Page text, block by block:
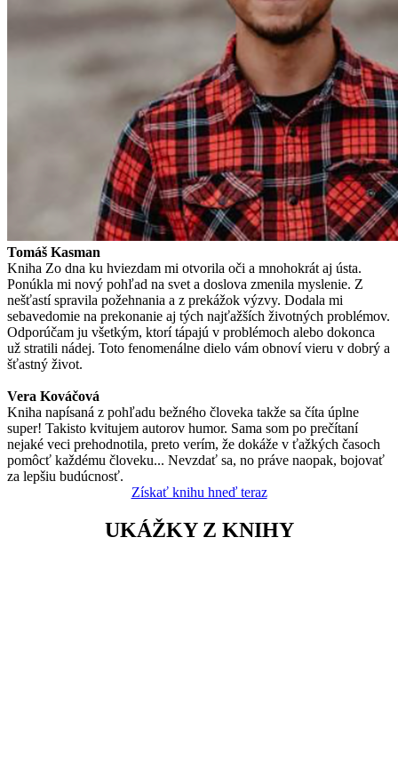
Tomáš Kasman
Kniha Zo dna ku hviezdam mi otvorila oči a mnohokrát aj ústa.
Ponúkla mi nový pohľad na svet a doslova zmenila myslenie. Z
nešťastí spravila požehnania a z prekážok výzvy. Dodala mi
sebavedomie na prekonanie aj tých najťažších životných problémov.
Odporúčam ju všetkým, ktorí tápajú v problémoch alebo dokonca
už stratili nádej. Toto fenomenálne dielo vám obnoví vieru v dobrý a
šťastný život.
Vera Kováčová
Kniha napísaná z pohľadu bežného človeka takže sa číta úplne
super! Takisto kvitujem autorov humor. Sama som po prečítaní
nejaké veci prehodnotila, preto verím, že dokáže v ťažkých časoch
pomôcť každému človeku... Nevzdať sa, no práve naopak, bojovať
za lepšiu budúcnosť.
Získať knihu hneď teraz
UKÁŽKY Z KNIHY